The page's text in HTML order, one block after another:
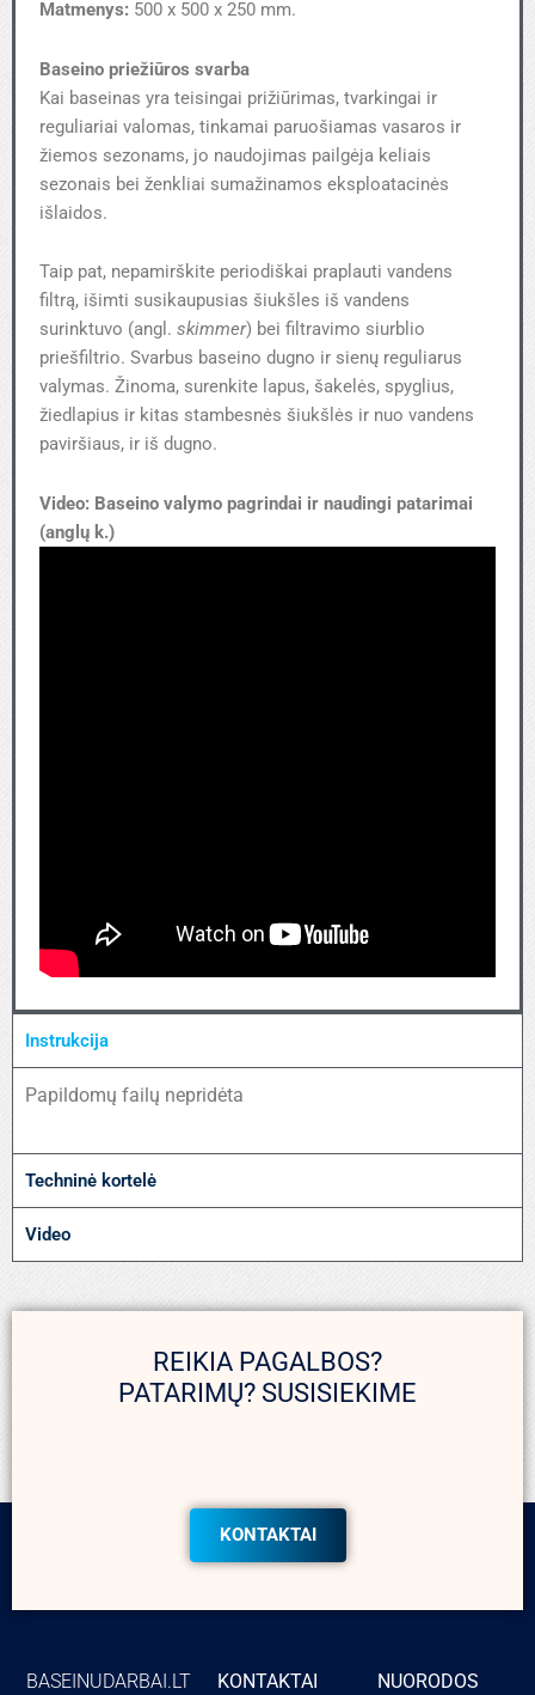
Matmenys: 500 x 500 x 250 mm.
Baseino priežiūros svarba
Kai baseinas yra teisingai prižiūrimas, tvarkingai ir
reguliariai valomas, tinkamai paruošiamas vasaros ir
žiemos sezonams, jo naudojimas pailgėja keliais
sezonais bei ženkliai sumažinamos eksploatacinės
išlaidos.
Taip pat, nepamirškite periodiškai praplauti vandens
filtrą, išimti susikaupusias šiukšles iš vandens
surinktuvo (angl. skimmer) bei filtravimo siurblio
priešfiltrio. Svarbus baseino dugno ir sienų reguliarus
valymas. Žinoma, surenkite lapus, šakelės, spyglius,
žiedlapius ir kitas stambesnės šiukšlės ir nuo vandens
paviršiaus, ir iš dugno.
Video: Baseino valymo pagrindai ir naudingi patarimai
(anglų k.)
Instrukcija
Papildomų failų nepridėta
Techninė kortelė
Video
REIKIA PAGALBOS?
PATARIMŲ? SUSISIEKIME
KONTAKTAI
BASEINUDARBAI.LT
KONTAKTAI
NUORODOS